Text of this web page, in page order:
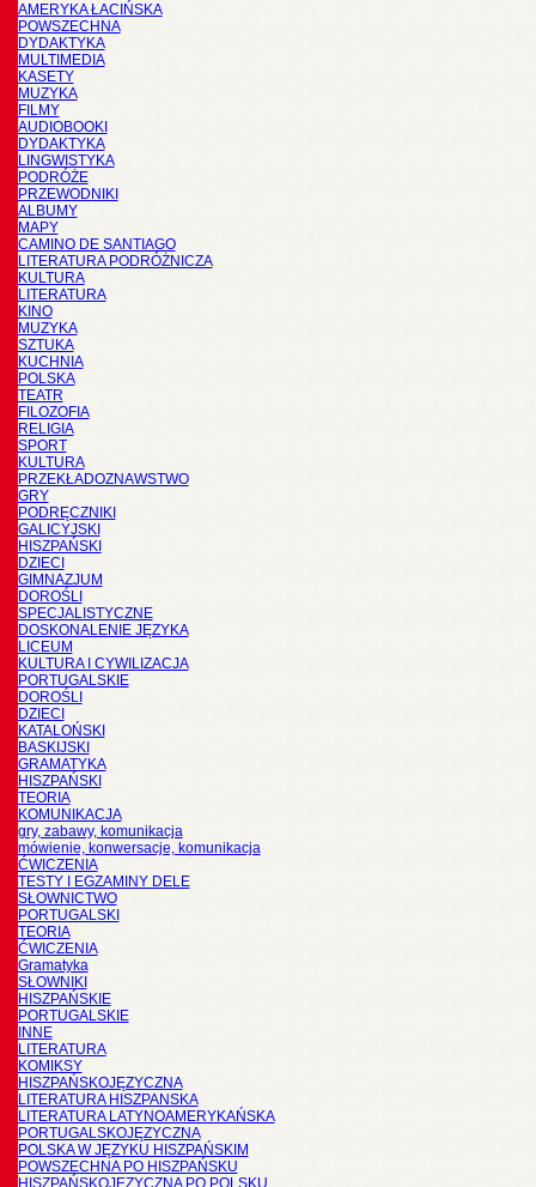
AMERYKA ŁACIŃSKA
POWSZECHNA
DYDAKTYKA
MULTIMEDIA
KASETY
MUZYKA
FILMY
AUDIOBOOKI
DYDAKTYKA
LINGWISTYKA
PODRÓŻE
PRZEWODNIKI
ALBUMY
MAPY
CAMINO DE SANTIAGO
LITERATURA PODRÓŻNICZA
KULTURA
LITERATURA
KINO
MUZYKA
SZTUKA
KUCHNIA
POLSKA
TEATR
FILOZOFIA
RELIGIA
SPORT
KULTURA
PRZEKŁADOZNAWSTWO
GRY
PODRĘCZNIKI
GALICYJSKI
HISZPAŃSKI
DZIECI
GIMNAZJUM
DOROŚLI
SPECJALISTYCZNE
DOSKONALENIE JĘZYKA
LICEUM
KULTURA I CYWILIZACJA
PORTUGALSKIE
DOROŚLI
DZIECI
KATALOŃSKI
BASKIJSKI
GRAMATYKA
HISZPAŃSKI
TEORIA
KOMUNIKACJA
gry, zabawy, komunikacja
mówienie, konwersacje, komunikacja
ĆWICZENIA
TESTY I EGZAMINY DELE
SŁOWNICTWO
PORTUGALSKI
TEORIA
ĆWICZENIA
Gramatyka
SŁOWNIKI
HISZPAŃSKIE
PORTUGALSKIE
INNE
LITERATURA
KOMIKSY
HISZPAŃSKOJĘZYCZNA
LITERATURA HISZPANSKA
LITERATURA LATYNOAMERYKAŃSKA
PORTUGALSKOJĘZYCZNA
POLSKA W JĘZYKU HISZPAŃSKIM
POWSZECHNA PO HISZPAŃSKU
HISZPAŃSKOJĘZYCZNA PO POLSKU